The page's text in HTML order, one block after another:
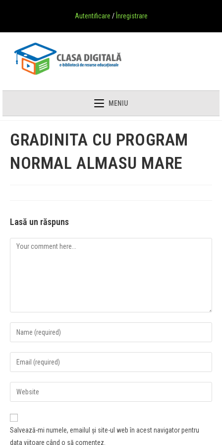
Autentificare / Înregistrare
MENIU
GRADINITA CU PROGRAM
NORMAL ALMASU MARE
Lasă un răspuns
Salvează-mi numele, emailul și site-ul web în acest navigator pentru
data viitoare când o să comentez.